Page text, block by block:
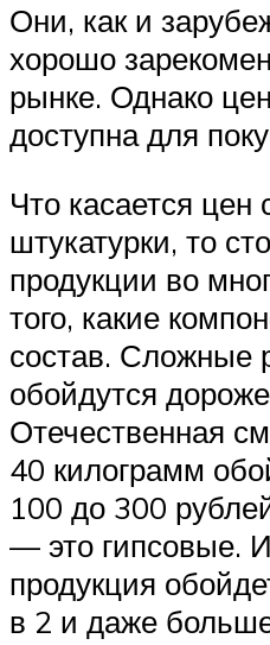
Они, как и
хорошо
рынке. Однако
доступна для
Что касается цен
штукатурки, то
продукции во
того, какие
состав. Сложные
обойдутся
Отечественная
40 килограмм
100 до 300
— это гипсовые.
продукция
в 2 и даже